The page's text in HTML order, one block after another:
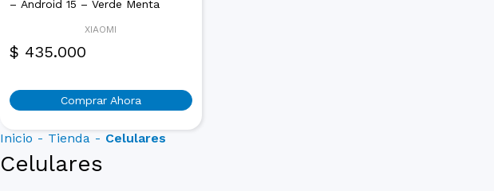
– Android 15 – Verde Menta
XIAOMI
$ 435.000
Comprar Ahora
Inicio - Tienda - Celulares
Celulares